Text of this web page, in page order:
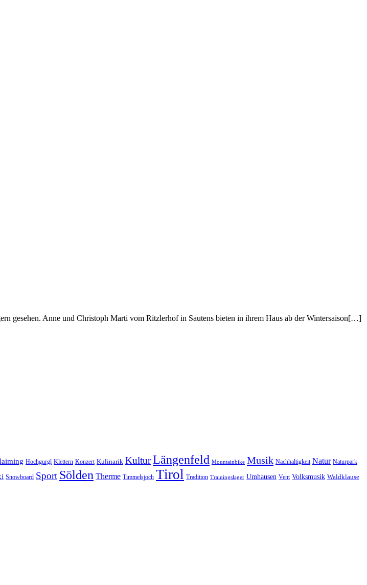
gesehen. Anne und Christoph Marti vom Ritzlerhof in Sautens bieten in ihrem Haus ab der Wintersaison[…]
Hochgurgl Klettern Konzert Kulinarik KulturLängenfeld Mountainbike Musik Nachhaltigkeit Natur Naturpark
Snowboard Sport Sölden Therme Timmelsjoch Tirol Tradition Trainingslager Umhausen Vent Volksmusik Waldklause